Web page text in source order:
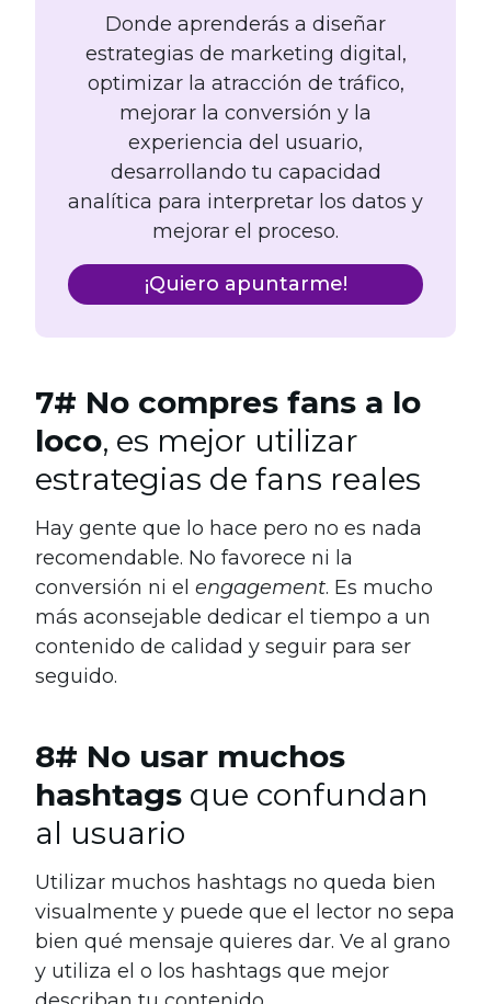
Donde aprenderás a diseñar
estrategias de marketing digital,
optimizar la atracción de tráfico,
mejorar la conversión y la
experiencia del usuario,
desarrollando tu capacidad
analítica para interpretar los datos y
mejorar el proceso.
¡Quiero apuntarme!
7# No compres fans a lo
loco, es mejor utilizar
estrategias de fans reales
Hay gente que lo hace pero no es nada
recomendable. No favorece ni la
conversión ni el engagement. Es mucho
más aconsejable dedicar el tiempo a un
contenido de calidad y seguir para ser
seguido.
8# No usar muchos
hashtags que confundan
al usuario
Utilizar muchos hashtags no queda bien
visualmente y puede que el lector no sepa
bien qué mensaje quieres dar. Ve al grano
y utiliza el o los hashtags que mejor